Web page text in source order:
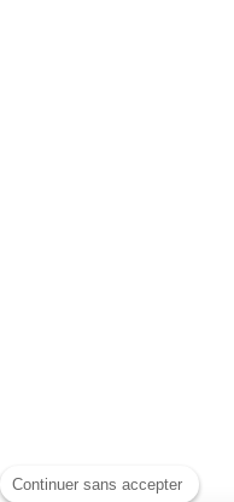
Continuer sans accepter